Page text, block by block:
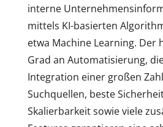
interne
mittels KI-basierten
etwa Machine Learning. Der
Grad an Automatisierung,
Integration einer großen
Suchquellen, beste
Skalierbarkeit sowie viele